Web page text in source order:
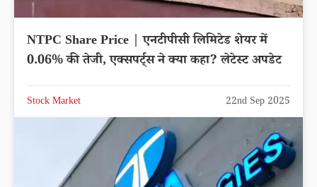
NTPC Share Price | एनटीपीसी लिमिटेड शेयर में
0.06% की तेजी, एक्सपर्ट्स ने क्या कहा? लेटेस्ट अपडेट
Stock Market 22nd Sep 2025